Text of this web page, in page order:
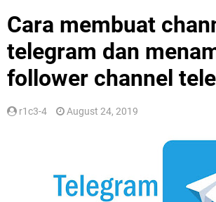
Cara membuat
telegram dan
follower channel
r1c3-4 August 24, 2019